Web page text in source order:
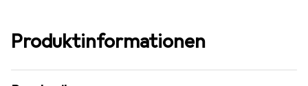
Produktinformationen